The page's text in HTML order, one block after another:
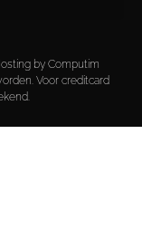
by Computim
Voor creditcard